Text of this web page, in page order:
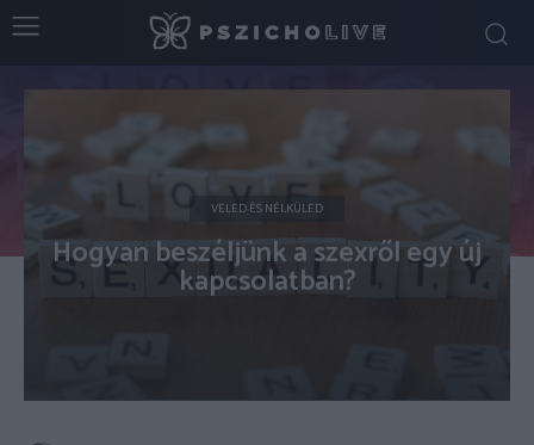
VELED ÉS NÉLKÜLED
Hogyan beszéljünk a szexről egy új
kapcsolatban?